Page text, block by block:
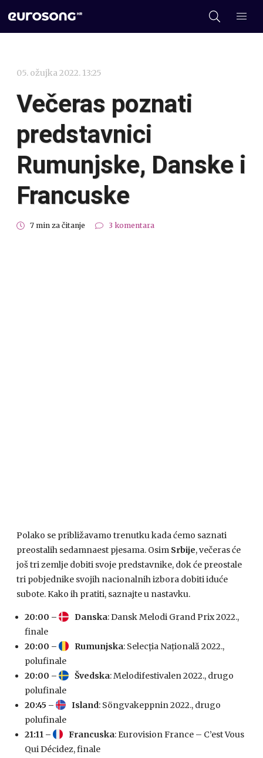
05. ožujka 2022. 13:25
Večeras poznati
predstavnici
Rumunjske, Danske i
Francuske
7 min za čitanje 3 komentara
Polako se približavamo trenutku kada ćemo saznati
preostalih sedamnaest pjesama. Osim Srbije, večeras će
još tri zemlje dobiti svoje predstavnike, dok će preostale
tri pobjednike svojih nacionalnih izbora dobiti iduće
subote. Kako ih pratiti, saznajte u nastavku.
20:00 – Danska: Dansk Melodi Grand Prix 2022.,
finale
20:00 –
Rumunjska: Selecția Națională 2022.,
polufinale
20:00 –
Švedska: Melodifestivalen 2022., drugo
polufinale
20:45 –
Island: Söngvakeppnin 2022., drugo
polufinale
21:11 –
Francuska: Eurovision France – C’est Vous
Qui Décidez, finale